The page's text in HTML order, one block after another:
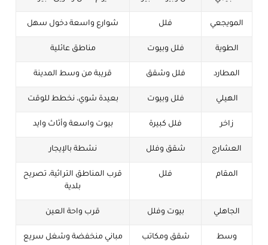
المويجعي فلل شوارع واسعة دخول سهل
الطوية فلل وبيوت مناطق عائلية
المطارد فلل وشقق قريبة من وسط المدينة
الهيلي فلل وبيوت بعيدة شوي، نخطط للوقت
زاخر فلل كبيرة بيوت واسعة وأثاث وايد
العشارج شقق وفلل نشطة بالإيجار
المقام فلل
قرب المناطق التراثية، تصريح
بلدية
الجاهلي بيوت وفلل قرب واحة العين
وسط
شقق ومكاتب مباني منخفضة وشغل سريع